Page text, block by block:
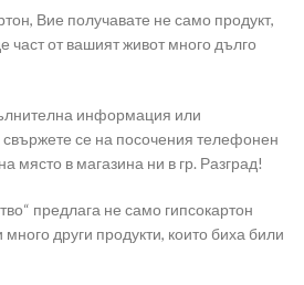
Вие получавате не само продукт,
част от вашият живот много дълго
информация или
свържете се на посочения телефонен
място в магазина ни в гр. Разград!
предлага не само гипсокартон
други продукти, които биха били